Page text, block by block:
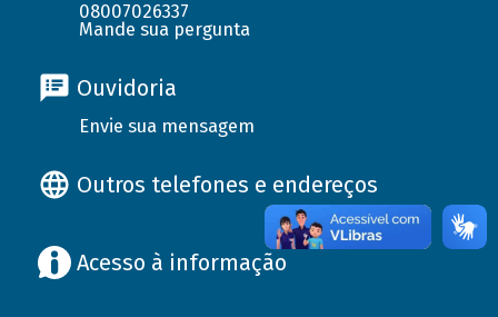
08007026337
Mande sua pergunta
Ouvidoria
Envie sua mensagem
Outros telefones e endereços
Acesso à informação